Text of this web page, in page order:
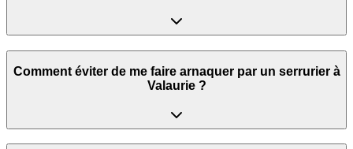
Comment éviter de me faire arnaquer par un serrurier à
Valaurie ?